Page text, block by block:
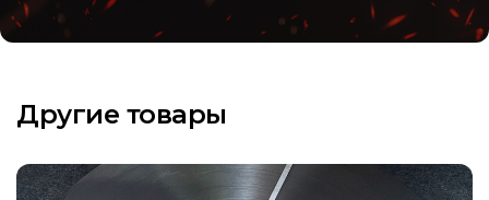
Другие товары